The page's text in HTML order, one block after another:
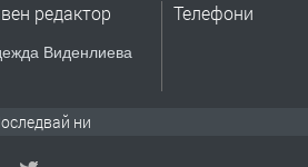
редактор
Виденлиева
Телефони
ни